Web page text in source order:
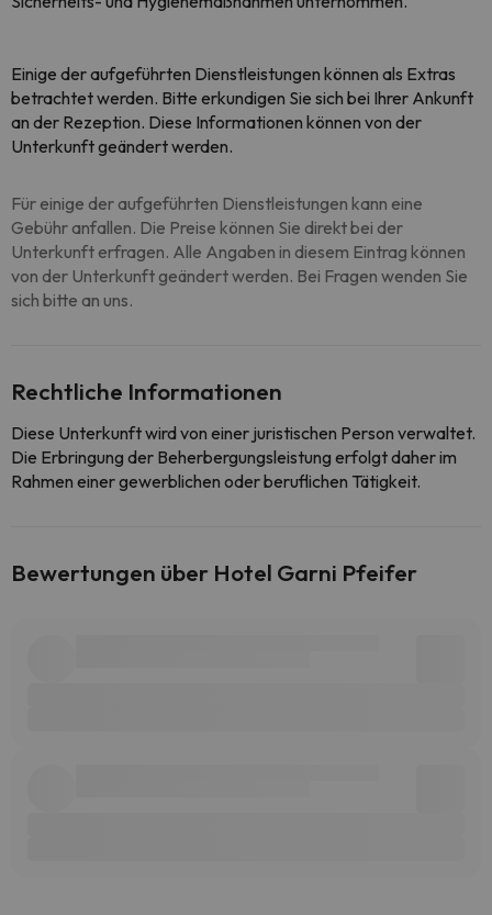
Einige der aufgeführten Dienstleistungen können als Extras
betrachtet werden. Bitte erkundigen Sie sich bei Ihrer Ankunft
an der Rezeption. Diese Informationen können von der
Unterkunft geändert werden.
Für einige der aufgeführten Dienstleistungen kann eine
Gebühr anfallen. Die Preise können Sie direkt bei der
Unterkunft erfragen. Alle Angaben in diesem Eintrag können
von der Unterkunft geändert werden. Bei Fragen wenden Sie
sich bitte an uns.
Rechtliche Informationen
Diese Unterkunft wird von einer juristischen Person verwaltet.
Die Erbringung der Beherbergungsleistung erfolgt daher im
Rahmen einer gewerblichen oder beruflichen Tätigkeit.
Bewertungen über Hotel Garni Pfeifer